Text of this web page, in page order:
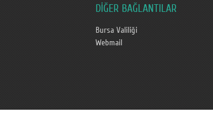
DİĞER BAĞLANTILAR
Bursa Valiliği
Webmail